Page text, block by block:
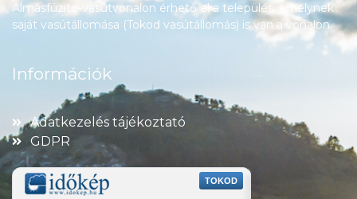
Almásfüzitő-vasútvonalon érhető el a település, amelynek
saját vasútállomása (Tokod vasútállomás) is van a vonalon.
Információk
Adatkezelés tájékoztató
GDPR